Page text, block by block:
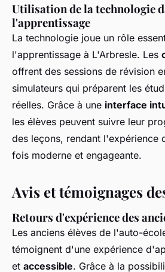
Utilisation de la technologie
l'apprentissage
La technologie joue un rôle
l'apprentissage à L'Arbresle. Les
offrent des sessions de révision
simulateurs qui préparent les
réelles. Grâce à une interface
les élèves peuvent suivre leur
des leçons, rendant l'expérience
fois moderne et engageante.
Avis et témoignages
Retours d'expérience des
Les anciens élèves de l'auto-
témoignent d'une expérience
et accessible. Grâce à la